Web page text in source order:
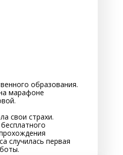
образования.
марафоне
свои страхи.
случилась первая